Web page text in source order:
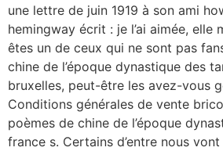
une lettre de juin 1919 à son ami
hemingway écrit : je l’ai aimée, elle
êtes un de ceux qui ne sont pas
chine de l’époque dynastique des
bruxelles, peut-être les avez-vous
Conditions générales de vente
poèmes de chine de l’époque
france s. Certains d’entre nous vont